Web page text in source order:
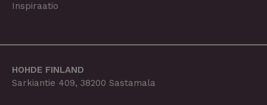
Inspiraatio
HOHDE FINLAND
Sarkiantie 409, 38200 Sastamala